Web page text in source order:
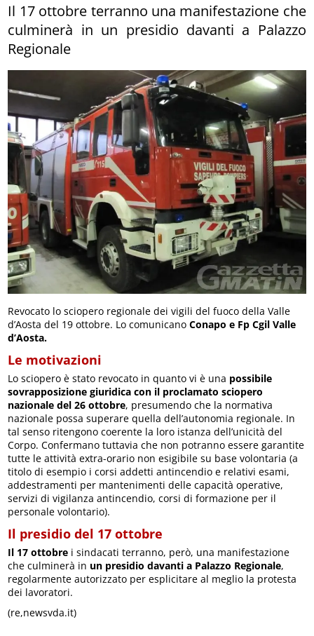
Il 17 ottobre terranno una manifestazione che
culminerà in un presidio davanti a Palazzo
Regionale
Revocato lo sciopero regionale dei vigili del fuoco della Valle
d’Aosta del 19 ottobre. Lo comunicanoConapo e Fp Cgil Valle
d’Aosta.
Le motivazioni
Lo sciopero è stato revocato in quanto vi è una possibile
sovrapposizione giuridica con il proclamato sciopero
nazionale del 26 ottobre, presumendo che la normativa
nazionale possa superare quella dell’autonomia regionale. In
tal senso ritengono coerente la loro istanza dell’unicità del
Corpo. Confermano tuttavia che non potranno essere garantite
tutte le attività extra-orario non esigibile su base volontaria (a
titolo di esempio i corsi addetti antincendio e relativi esami,
addestramenti per mantenimenti delle capacità operative,
servizi di vigilanza antincendio, corsi di formazione per il
personale volontario).
Il presidio del 17 ottobre
Il 17 ottobre i sindacati terranno, però, una manifestazione
che culminerà in un presidio davanti a Palazzo Regionale,
regolarmente autorizzato per esplicitare al meglio la protesta
dei lavoratori.
(re,newsvda.it)